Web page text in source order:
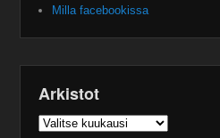
Milla facebookissa
Arkistot
Arkistot